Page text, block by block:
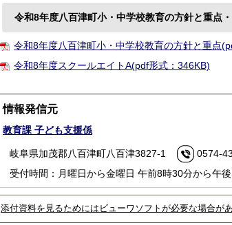
令和8年度八百津町小・中学校教育の方針と重点
令和8年度八百津町小・中学校教育の方針と重点
令和8年度スクールエイトA(pdf形式：346KB)
情報発信元
教育課 子ども支援係
岐阜県加茂郡八百津町八百津3827-1 0574-
受付時間：月曜日から金曜日 午前8時30分から午
添付資料を見るためにはビューワソフトが必要な場合が